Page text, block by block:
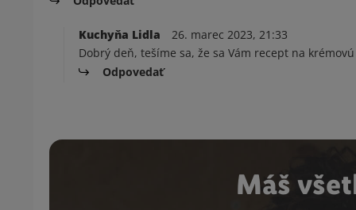
Kuchyňa Lidla
26. marec 2023, 21:33
Dobrý deň, tešíme sa, že sa Vám recept na
Odpovedať
Máš